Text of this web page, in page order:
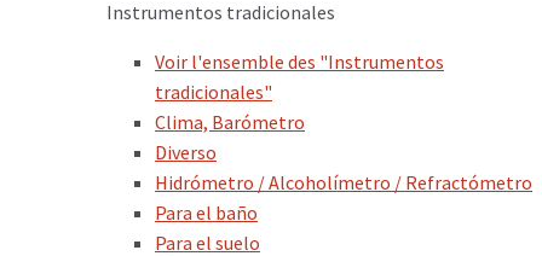
Instrumentos tradicionales
Voir l'ensemble des "Instrumentos
tradicionales"
Clima, Barómetro
Diverso
Hidrómetro / Alcoholímetro / Refractómetro
Para el baño
Para el suelo